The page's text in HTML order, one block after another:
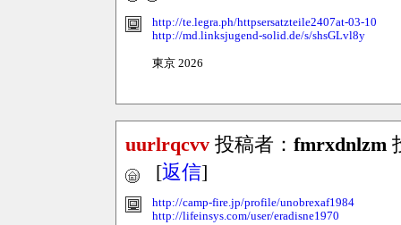
http://te.legra.ph/httpsersatzteile2407at-03-10
http://md.linksjugend-solid.de/s/shsGLvl8y
東京 2026
uurlrqcvv 投稿者： fmrxdnlzm
[返信]
http://camp-fire.jp/profile/unobrexaf1984
http://lifeinsys.com/user/eradisne1970